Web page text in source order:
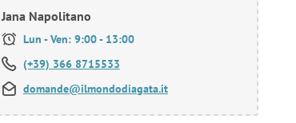
Jana Napolitano
Lun - Ven: 9:00 - 13:00
(+39) 366 8715533
domande@ilmondodiagata.it